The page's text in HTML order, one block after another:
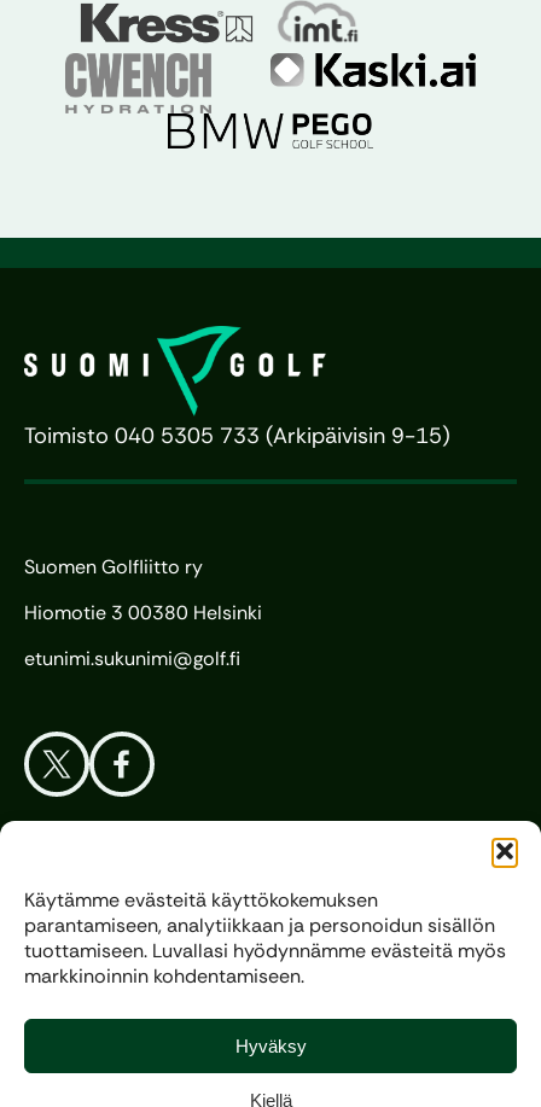
Käytämme evästeitä käyttökokemuksen
parantamiseen, analytiikkaan ja personoidun sisällön
tuottamiseen. Luvallasi hyödynnämme evästeitä myös
markkinoinnin kohdentamiseen.
Hyväksy
Kiellä
Toimisto 040 5305 733 (Arkipäivisin 9-15)
Suomen Golfliitto ry
Hiomotie 3 00380 Helsinki
etunimi.sukunimi@golf.fi
Liitto
Kilpagolf